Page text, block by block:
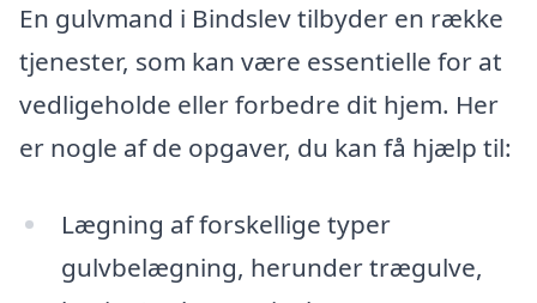
En gulvmand i Bindslev tilbyder en række
tjenester, som kan være essentielle for at
vedligeholde eller forbedre dit hjem. Her
er nogle af de opgaver, du kan få hjælp til:
Lægning af forskellige typer
gulvbelægning, herunder trægulve,